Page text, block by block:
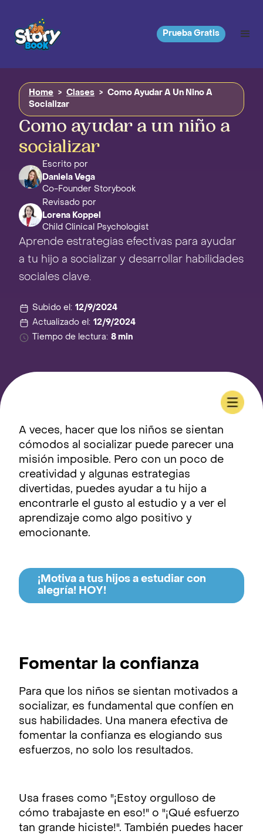
Prueba Gratis
Home > Clases >
Como Ayudar A Un Nino A
Socializar
Como ayudar a un niño a
socializar
Escrito por
Daniela Vega
Co-Founder Storybook
Revisado por
Lorena Koppel
Child Clinical Psychologist
Aprende estrategias efectivas para ayudar
a tu hijo a socializar y desarrollar habilidades
sociales clave.
Subido el: 12/9/2024
Actualizado el: 12/9/2024
Tiempo de lectura: 8 min
A veces, hacer que los niños se sientan
cómodos al socializar puede parecer una
misión imposible. Pero con un poco de
creatividad y algunas estrategias
divertidas, puedes ayudar a tu hijo a
encontrarle el gusto al estudio y a ver el
aprendizaje como algo positivo y
emocionante.
¡Motiva a tus hijos a estudiar con
alegría! HOY!
Fomentar la confianza
Para que los niños se sientan motivados a
socializar, es fundamental que confíen en
sus habilidades. Una manera efectiva de
fomentar la confianza es elogiando sus
esfuerzos, no solo los resultados.
Usa frases como "¡Estoy orgulloso de
cómo trabajaste en eso!" o "¡Qué esfuerzo
tan grande hiciste!". También puedes hacer